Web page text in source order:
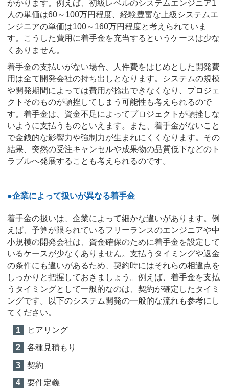
かかります。例えば、初級レベルのシステムエンジニア1
人の単価は60～100万円程度、経験豊富な上級システムエ
ンジニアの単価は100～160万円程度と考えられていま
す。こうした費用に着手金を充当するというケースは少な
くありません。
着手金の支払いがない場合、人件費をはじめとした開発費
用は全て開発会社の持ち出しとなります。システムの規模
や開発期間によっては費用が捻出できなくなり、プロジェ
クトそのものが頓挫してしまう可能性も考えられるので
す。着手金は、資金不足によってプロジェクトが頓挫しな
いように支払うものといえます。また、着手金がないこと
で金銭的な影響力や強制力が生まれにくくなります。その
結果、突然の受注キャンセルや成果物の品質低下などのト
ラブルへ発展することも考えられるのです。
●企業によって扱いが異なる着手金
着手金の扱いは、企業によって細かな違いがあります。例
えば、予算が限られているフリーランスのエンジニアや中
小規模の開発会社は、資金確保のために着手金を設定して
いるケースが少なくありません。支払うタイミングや返金
の条件にも違いがあるため、契約時にはそれらの相違点を
しっかりと把握しておきましょう。例えば、着手金を支払
うタイミングとして一般的なのは、契約が確定したタイミ
ングです。以下のシステム開発の一般的な流れも参考にし
てください。
ヒアリング
各種見積もり
契約
要件定義